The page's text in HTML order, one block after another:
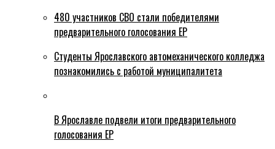
480 участников СВО стали победителями
предварительного голосования ЕР
Студенты Ярославского автомеханического колледжа
познакомились с работой муниципалитета
В Ярославле подвели итоги предварительного
голосования ЕР